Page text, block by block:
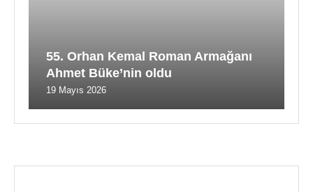
55. Orhan Kemal Roman Armağanı
Ahmet Büke’nin oldu
19 Mayıs 2026